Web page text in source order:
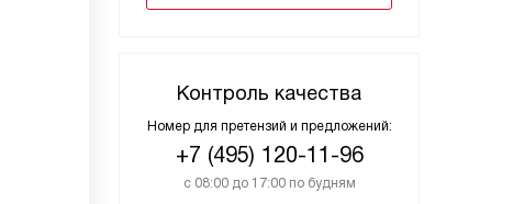
Контроль качества
Номер для претензий и предложений:
+7 (495) 120-11-96
с 08:00 до 17:00 по будням